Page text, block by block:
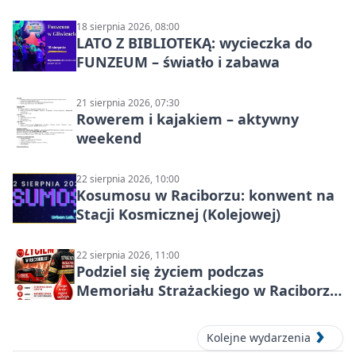
18 sierpnia 2026, 08:00
LATO Z BIBLIOTEKĄ: wycieczka do
FUNZEUM – światło i zabawa
21 sierpnia 2026, 07:30
Rowerem i kajakiem – aktywny
weekend
22 sierpnia 2026, 10:00
Kosumosu w Raciborzu: konwent na
Stacji Kosmicznej (Kolejowej)
22 sierpnia 2026, 11:00
Podziel się życiem podczas
Memoriału Strażackiego w Raciborzu
Kolejne wydarzenia